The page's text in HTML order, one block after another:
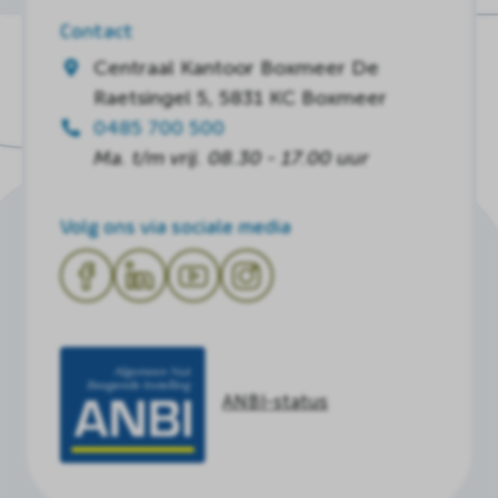
Contact
Centraal Kantoor Boxmeer De
Raetsingel 5, 5831 KC Boxmeer
0485 700 500
Ma. t/m vrij. 08.30 - 17.00 uur
Volg ons via sociale media
ANBI-status